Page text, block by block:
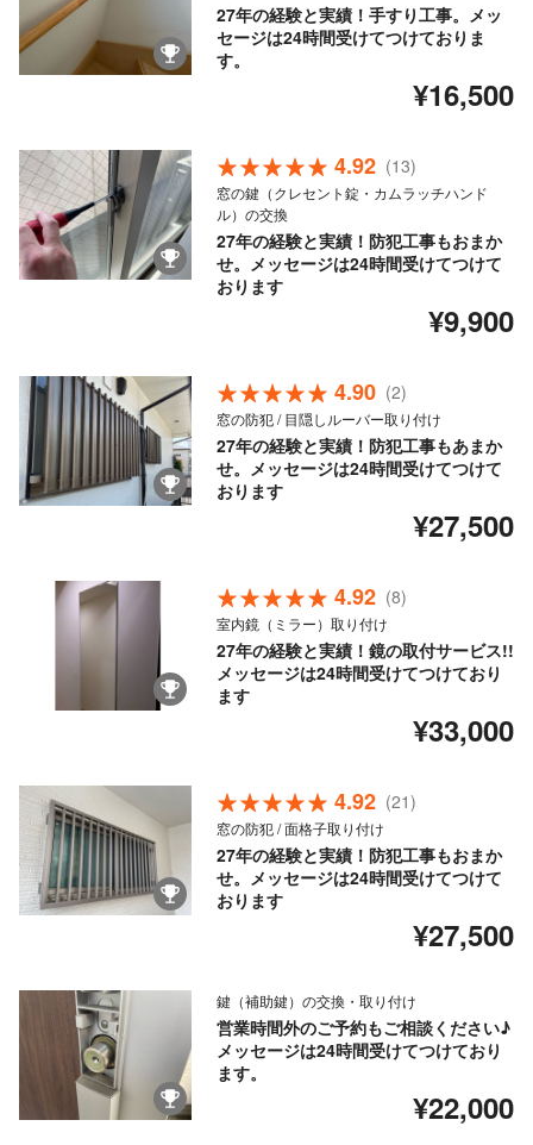
27年の経験と実績！手すり工事。メッ
セージは24時間受けてつけておりま
す。
¥16,500
4.92 (13)
窓の鍵（クレセント錠・カムラッチハンド
ル）の交換
27年の経験と実績！防犯工事もおまか
せ。メッセージは24時間受けてつけて
おります
¥9,900
4.90 (2)
窓の防犯 / 目隠しルーバー取り付け
27年の経験と実績！防犯工事もあまか
せ。メッセージは24時間受けてつけて
おります
¥27,500
4.92 (8)
室内鏡（ミラー）取り付け
27年の経験と実績！鏡の取付サービス!!
メッセージは24時間受けてつけており
ます
¥33,000
4.92 (21)
窓の防犯 / 面格子取り付け
27年の経験と実績！防犯工事もおまか
せ。メッセージは24時間受けてつけて
おります
¥27,500
鍵（補助鍵）の交換・取り付け
営業時間外のご予約もご相談ください♪
メッセージは24時間受けてつけており
ます。
¥22,000